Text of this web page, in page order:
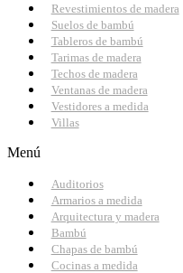
Revestimientos de madera
Suelos de bambú
Tableros de bambú
Tarimas de madera
Techos de madera
Ventanas de madera
Vestidores a medida
Villas
Menú
Auditorios
Armarios a medida
Arquitectura y madera
Bambú
Chapas de bambú
Cocinas a medida